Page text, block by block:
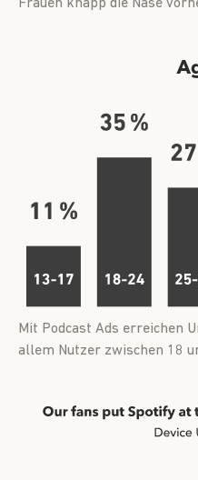
Frauen knapp die Nase
Mit Podcast Ads erreichen
allem Nutzer zwischen 18